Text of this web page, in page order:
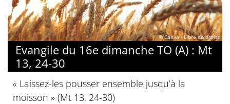
© Canva - Libre de droits
Evangile du 16e dimanche TO (A) : Mt
13, 24-30
« Laissez-les pousser ensemble jusqu’à la
moisson » (Mt 13, 24-30)